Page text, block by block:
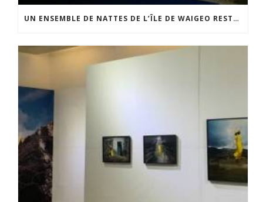
UN ENSEMBLE DE NATTES DE L’ÎLE DE WAIGEO RESTAURÉ GRÂCE AU SOUTIEN DU CERCLE LÉVI-STRAUSS